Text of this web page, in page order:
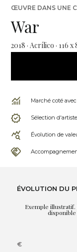
ŒUVRE DANS UNE
War
2018 · Acrílico · 116 x
Marché coté
Sélection
Évolution de
ÉVOLUTION DU
Exemple